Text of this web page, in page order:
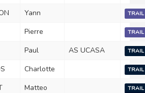
Yann
Pierre
Paul AS UCASA
Charlotte
Matteo